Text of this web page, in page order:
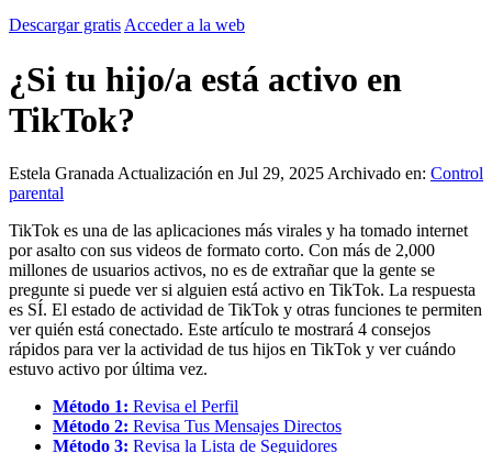
Descargar gratisAcceder a la web
¿Si tu hijo/a está activo en
TikTok?
Estela Granada Actualización en Jul 29, 2025 Archivado en: Control
parental
TikTok es una de las aplicaciones más virales y ha tomado internet
por asalto con sus videos de formato corto. Con más de 2,000
millones de usuarios activos, no es de extrañar que la gente se
pregunte si puede ver si alguien está activo en TikTok. La respuesta
es SÍ. El estado de actividad de TikTok y otras funciones te permiten
ver quién está conectado. Este artículo te mostrará 4 consejos
rápidos para ver la actividad de tus hijos en TikTok y ver cuándo
estuvo activo por última vez.
Método 1: Revisa el Perfil
Método 2: Revisa Tus Mensajes Directos
Método 3: Revisa la Lista de Seguidores